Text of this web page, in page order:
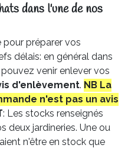
dans l'une de nos
préparer vos
délais: en général dans
venir enlever vos
d'enlèvement. NB La
n'est pas un avis
: Les stocks renseignés
deux jardineries. Une ou
n'être en stock que